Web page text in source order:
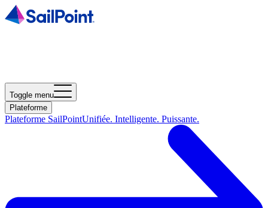
Toggle menu
Plateforme
Plateforme SailPointUnifiée. Intelligente. Puissante.